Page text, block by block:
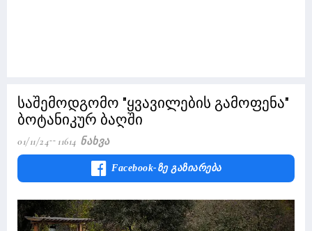
საშემოდგომო "ყვავილების გამოფენა"
ბოტანიკურ ბაღში
01/11/24 11614 Ნახვა
Facebook-Ზე Გაზიარება